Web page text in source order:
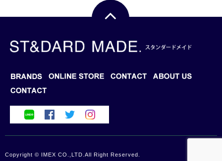
BRANDS BLOG ONLINE STORE
Copyright © IMEX CO.,LTD.All Right Reserved.